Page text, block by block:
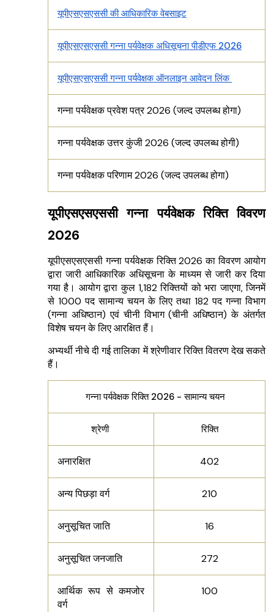
यूपीएसएसएससी की आधिकारिक वेबसाइट
यूपीएसएसएससी गन्ना पर्यवेक्षक अधिसूचना पीडीएफ 2026
यूपीएसएसएससी गन्ना पर्यवेक्षक ऑनलाइन आवेदन लिंक
गन्ना पर्यवेक्षक प्रवेश पत्र 2026 (जल्द उपलब्ध होगा)
गन्ना पर्यवेक्षक उत्तर कुंजी 2026 (जल्द उपलब्ध होगी)
गन्ना पर्यवेक्षक परिणाम 2026 (जल्द उपलब्ध होगा)
यूपीएसएसएससी गन्ना पर्यवेक्षक रिक्ति विवरण
2026
यूपीएसएसएससी गन्ना पर्यवेक्षक रिक्ति 2026 का विवरण आयोग
द्वारा जारी आधिकारिक अधिसूचना के माध्यम से जारी कर दिया
गया है। आयोग द्वारा कुल 1,182 रिक्तियों को भरा जाएगा, जिनमें
से 1000 पद सामान्य चयन के लिए तथा 182 पद गन्ना विभाग
(गन्ना अधिष्ठान) एवं चीनी विभाग (चीनी अधिष्ठान) के अंतर्गत
विशेष चयन के लिए आरक्षित हैं।
अभ्यर्थी नीचे दी गई तालिका में श्रेणीवार रिक्ति वितरण देख सकते
हैं।
गन्ना पर्यवेक्षक रिक्ति 2026 - सामान्य चयन
श्रेणी रिक्ति
अनारक्षित 402
अन्य पिछड़ा वर्ग 210
अनुसूचित जाति 16
अनुसूचित जनजाति 272
आर्थिक रूप से कमजोर
वर्ग
100